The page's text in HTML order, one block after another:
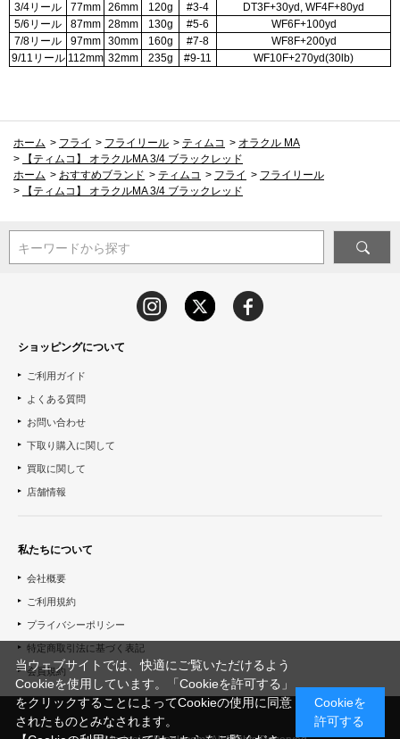
3/4リール 77mm 26mm 120g #3-4
DT3F+30yd, WF4F+80yd
5/6リール
87mm 28mm 130g #5-6
WF6F+100yd
7/8リール
97mm 30mm 160g #7-8
WF8F+200yd
9/11リール 112mm 32mm 235g #9-11 WF10F+270yd(30lb)
ホーム > フライ > フライリール > ティムコ > オラクル MA
>
【ティムコ】 オラクルMA 3/4 ブラックレッド
ホーム > おすすめブランド > ティムコ > フライ > フライリール
>
【ティムコ】 オラクルMA 3/4 ブラックレッド
キーワードから探す
ショッピングについて
ご利用ガイド
よくある質問
お問い合わせ
下取り購入に関して
買取に関して
店舗情報
私たちについて
会社概要
ご利用規約
プライバシーポリシー
特定商取引法に基づく表記
会員規約
当ウェブサイトでは、快適にご覧いただけるよう
Cookieを使用しています。「Cookieを許可する」
をクリックすることによってCookieの使用に同意
されたものとみなされます。
Cookieを
許可する